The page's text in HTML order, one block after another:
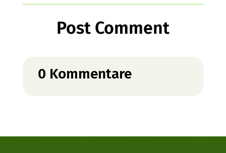
Post Comment
0 Kommentare